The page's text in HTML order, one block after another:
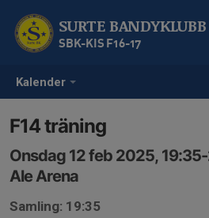
Kalender
SURTE BANDYKLUBB
SBK-KIS F16-17
F14 träning
Onsdag 12 feb 2025,
Ale Arena
Samling: 19:35